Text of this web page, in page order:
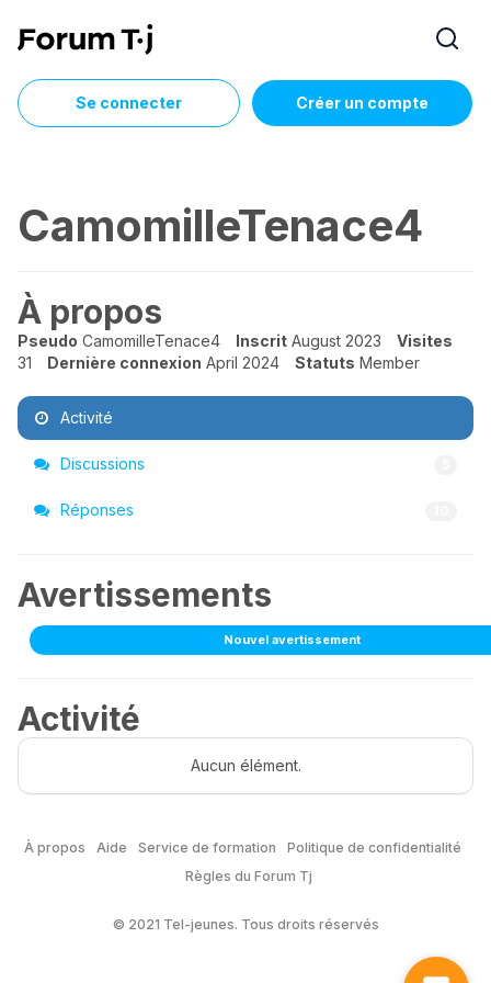
Se connecter Créer un compte
CamomilleTenace4
À propos
Pseudo CamomilleTenace4 Inscrit August 2023
Visites
31
Dernière connexion April 2024 Statuts Member
Activité
Discussions
Réponses
Avertissements
Nouvel avertissement
Activité
Aucun élément.
À propos Aide Service de formation
Politique de confidentialité
Règles du Forum Tj
© 2021 Tel-jeunes. Tous droits réservés